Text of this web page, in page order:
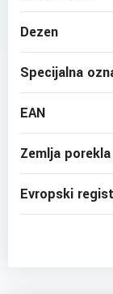
Dezen
Specijalna
EAN
Zemlja
Evropski